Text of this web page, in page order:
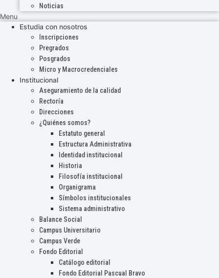
Noticias
Menu
Estudia con nosotros
Inscripciones
Pregrados
Posgrados
Micro y Macrocredenciales
Institucional
Aseguramiento de la calidad
Rectoría
Direcciones
¿Quiénes somos?
Estatuto general
Estructura Administrativa
Identidad institucional
Historia
Filosofía institucional
Organigrama
Símbolos institucionales
Sistema administrativo
Balance Social
Campus Universitario
Campus Verde
Fondo Editorial
Catálogo editorial
Fondo Editorial Pascual Bravo